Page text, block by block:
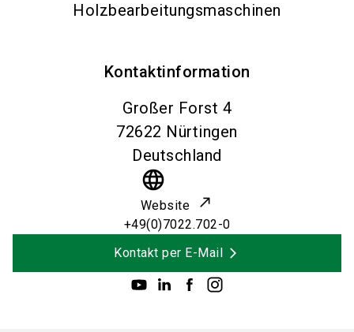
Holzbearbeitungsmaschinen
Kontaktinformation
Großer Forst 4
72622 Nürtingen
Deutschland
language
Website
+49(0)7022.702-0
Kontakt per E-Mail